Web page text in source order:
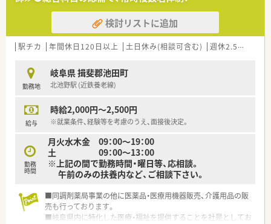
検討リストに追加
駅チカ 年間休日120日以上 土日休み(相談可含む) 週休2.5日以上
勤務地
岐阜県 揖斐郡池田町
北池野駅 (近鉄養老線)
給与
時給2,000円～2,500円
※就業条件、経験等を考慮のうえ、面接後決定。
勤務
時間
月火水木金 09：00～19：00
土 09：00～13：00
※上記の間で勤務時間・曜日等、応相談。
午前のみの扶養内など、ご相談下さい。
■同調剤薬局事業の他に医薬品・医療用機器販売、介護用品の販
売も行っております。
■岐阜県内に特化した医療・福祉を提供することを社是としてお